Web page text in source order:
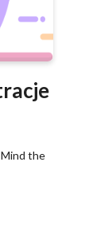
Mind the